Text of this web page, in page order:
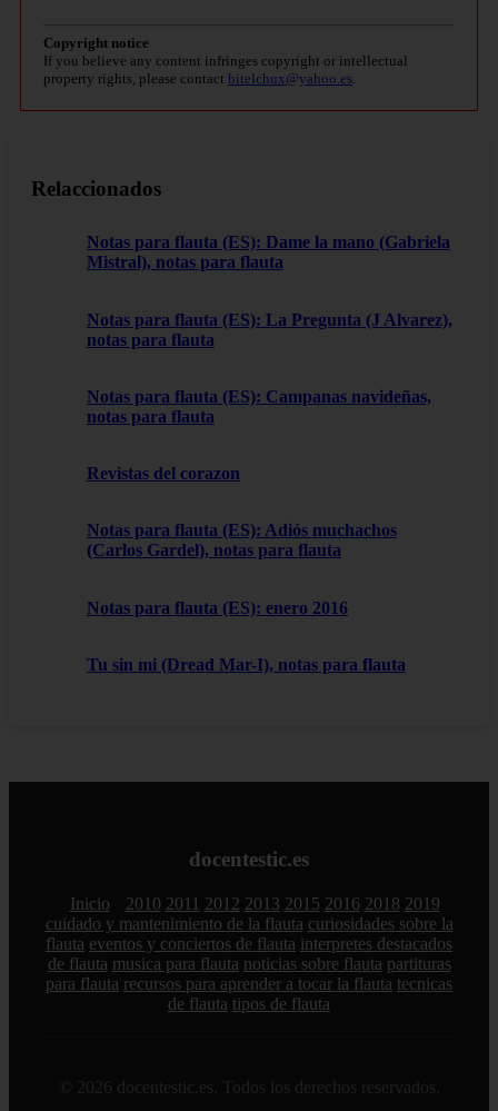
Copyright notice
If you believe any content infringes copyright or intellectual
property rights, please contact bitelchux@yahoo.es
Relaccionados
Notas para flauta (ES): Dame la mano (Gabriela
Mistral), notas para flauta
Notas para flauta (ES): La Pregunta (J Alvarez),
notas para flauta
Notas para flauta (ES): Campanas navideñas,
notas para flauta
Revistas del corazon
Notas para flauta (ES): Adiós muchachos
(Carlos Gardel), notas para flauta
Notas para flauta (ES): enero 2016
Tu sin mi (Dread Mar-I), notas para flauta
docentestic.es
Inicio 2010 2011 2012 2013 2015 2016 2018 2019
cuidado y mantenimiento de la flauta curiosidades sobre la
flauta eventos y conciertos de flauta interpretes destacados
de flauta musica para flauta noticias sobre flauta partituras
para flauta recursos para aprender a tocar la flauta tecnicas
de flauta tipos de flauta
© 2026 docentestic.es. Todos los derechos reservados.